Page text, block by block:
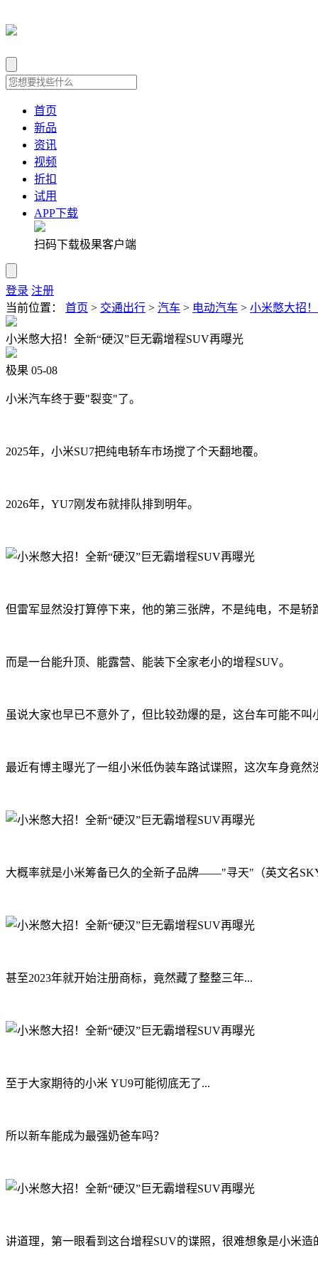
首页
新品
资讯
视频
折扣
试用
APP下载
扫码下载极果客户端
登录 注册
当前位置：
首页 > 交通出行 > 汽车 > 电动汽车 > 小米憋大招
小米憋大招！全新“硬汉”巨无霸增程SUV再曝光
极果 05-08
小米汽车终于要"裂变"了。
2025年，小米SU7把纯电轿车市场搅了个天翻地覆。
2026年，YU7刚发布就排队排到明年。
但雷军显然没打算停下来，他的第三张牌，不是纯电，不是轿
而是一台能升顶、能露营、能装下全家老小的增程SUV。
虽说大家也早已不意外了，但比较劲爆的是，这台车可能不叫
最近有博主曝光了一组小米低伪装车路试谍照，这次车身竟然
大概率就是小米筹备已久的全新子品牌——"寻天"（英文名
甚至2023年就开始注册商标，竟然藏了整整三年...
至于大家期待的小米 YU9可能彻底无了...
所以新车能成为最强奶爸车吗？
讲道理，第一眼看到这台增程SUV的谍照，很难想象是小米造